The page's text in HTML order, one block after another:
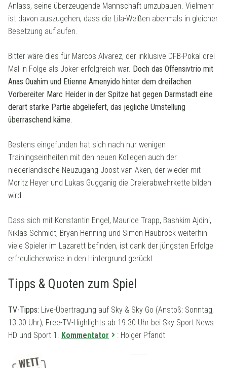
Anlass, seine überzeugende Mannschaft umzubauen. Vielmehr
ist davon auszugehen, dass die Lila-Weißen abermals in gleicher
Besetzung auflaufen.
Bitter wäre dies für Marcos Alvarez, der inklusive DFB-Pokal drei
Mal in Folge als Joker erfolgreich war. Doch das Offensivtrio mit
Anas Ouahim und Etienne Amenyido hinter dem dreifachen
Vorbereiter Marc Heider in der Spitze hat gegen Darmstadt eine
derart starke Partie abgeliefert, das jegliche Umstellung
überraschend käme.
Bestens eingefunden hat sich nach nur wenigen
Trainingseinheiten mit den neuen Kollegen auch der
niederländische Neuzugang Joost van Aken, der wieder mit
Moritz Heyer und Lukas Gugganig die Dreierabwehrkette bilden
wird.
Dass sich mit Konstantin Engel, Maurice Trapp, Bashkim Ajdini,
Niklas Schmidt, Bryan Henning und Simon Haubrock weiterhin
viele Spieler im Lazarett befinden, ist dank der jüngsten Erfolge
erfreulicherweise in den Hintergrund gerückt.
Tipps & Quoten zum Spiel
TV-Tipps: Live-Übertragung auf Sky & Sky Go (Anstoß: Sonntag,
13.30 Uhr), Free-TV-Highlights ab 19.30 Uhr bei Sky Sport News
HD und Sport 1. Kommentator : Holger Pfandt